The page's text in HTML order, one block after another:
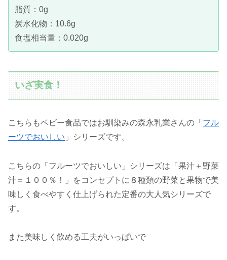
脂質：0g
炭水化物：10.6g
食塩相当量：0.020g
いざ実食！
こちらもベビー食品ではお馴染みの森永乳業さんの「 フル
ーツでおいしい 」シリーズです。
こちらの「フルーツでおいしい」シリーズは「果汁＋野菜
汁＝１００％！」をコンセプトに８種類の野菜と果物で美
味しく食べやすく仕上げられた定番の大人気シリーズで
す。
また美味しく飲める工夫がいっぱいで